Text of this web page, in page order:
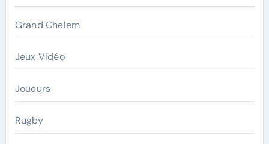
Grand Chelem
Jeux Vidéo
Joueurs
Rugby